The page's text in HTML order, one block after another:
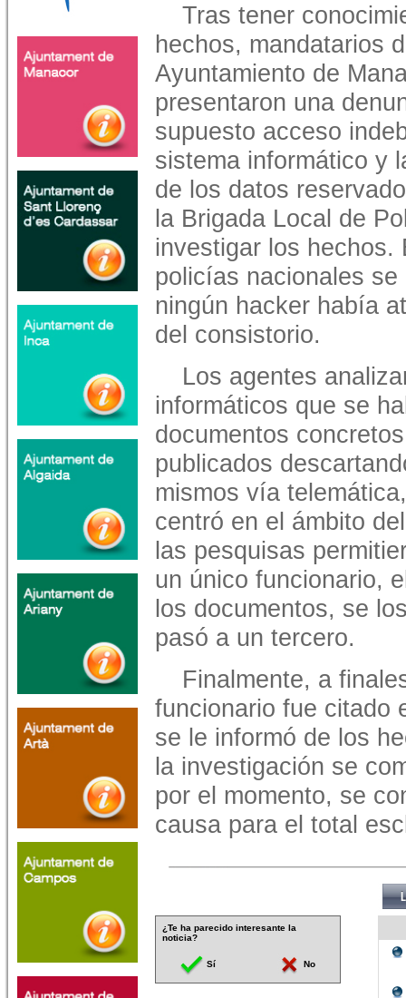
Tras tener
hechos, mandatarios
Ayuntamiento de
presentaron una
supuesto acceso
sistema informático y
de los datos
la Brigada Local de
investigar los hechos.
policías nacionales
ningún hacker había
del consistorio.
Los agentes
informáticos que se
documentos
publicados
mismos vía
centró en el ámbito
las pesquisas
un único funcionario,
los documentos, se
pasó a un tercero.
Finalmente, a
funcionario fue citado
se le informó de los
la investigación se
por el momento, se
causa para el total
¿Te ha parecido interesante la
noticia?
Sí No